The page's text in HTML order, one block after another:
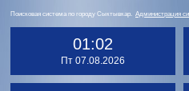
Поисковая система по городу Сыктывкар. Администрация
01:02
Пт 07.08.2026